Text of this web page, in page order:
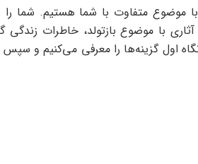
آثاری با موضوع بازتولد، خاطرات
اول گزینه‌ها را معرفی می‌کنیم و سپس